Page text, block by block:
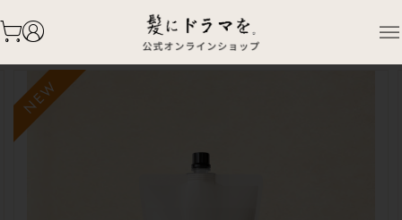
【NEW】つるりんちょ。トリートメント_リペア1000g
NEW